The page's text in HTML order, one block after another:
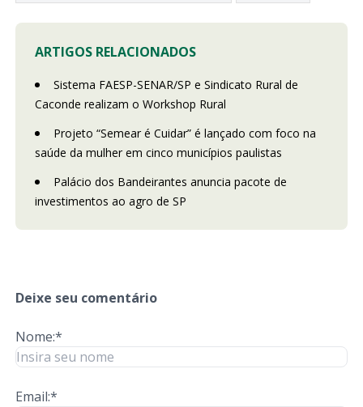
ARTIGOS RELACIONADOS
Sistema FAESP-SENAR/SP e Sindicato Rural de
Caconde realizam o Workshop Rural
Projeto “Semear é Cuidar” é lançado com foco na
saúde da mulher em cinco municípios paulistas
Palácio dos Bandeirantes anuncia pacote de
investimentos ao agro de SP
Deixe seu comentário
Nome:*
Email:*